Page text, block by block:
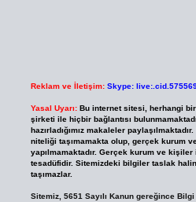
Reklam ve İletişim: Skype:
Yasal Uyarı: Bu internet sitesi, herhangi
şirketi ile hiçbir bağlantısı
hazırladığımız makaleler
niteliği taşımamakta olup, gerçek kurum
yapılmamaktadır. Gerçek kurum ve
tesadüfidir. Sitemizdeki bilgiler taslak
taşımazlar.
Sitemiz, 5651 Sayılı Kanun gereğince